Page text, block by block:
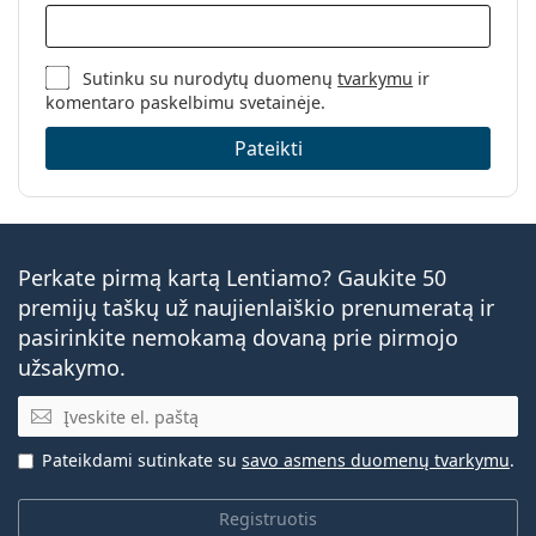
Sutinku su nurodytų duomenųtvarkymu ir
komentaro paskelbimu svetainėje.
Pateikti
Perkate pirmą kartą Lentiamo? Gaukite 50
premijų taškų už naujienlaiškio prenumeratą ir
pasirinkite nemokamą dovaną prie pirmojo
užsakymo.
El. pašto adresas
Registruotis
Pateikdami sutinkate su savo asmens duomenų tvarkymu.